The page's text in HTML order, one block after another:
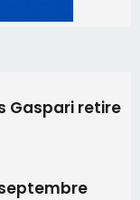
à Cruculi le
une